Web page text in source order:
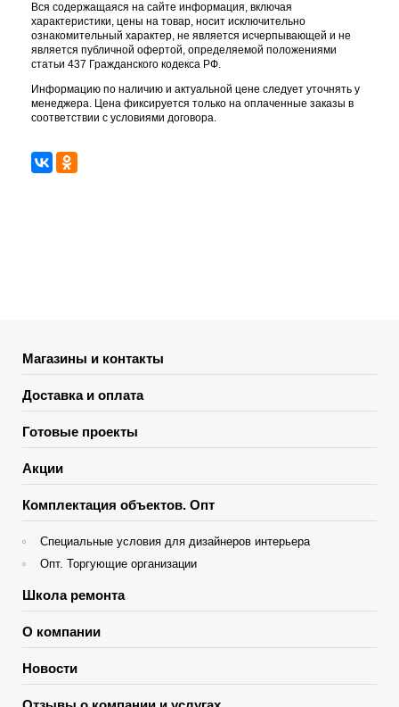
Вся содержащаяся на сайте информация, включая
характеристики, цены на товар, носит исключительно
ознакомительный характер, не является исчерпывающей и не
является публичной офертой, определяемой положениями
статьи 437 Гражданского кодекса РФ.
Информацию по наличию и актуальной цене следует уточнять у
менеджера. Цена фиксируется только на оплаченные заказы в
соответствии с условиями договора.
Магазины и контакты
Доставка и оплата
Готовые проекты
Акции
Комплектация объектов. Опт
Специальные условия для дизайнеров интерьера
Опт. Торгующие организации
Школа ремонта
О компании
Новости